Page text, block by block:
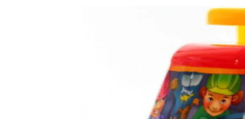
hvězdiček.